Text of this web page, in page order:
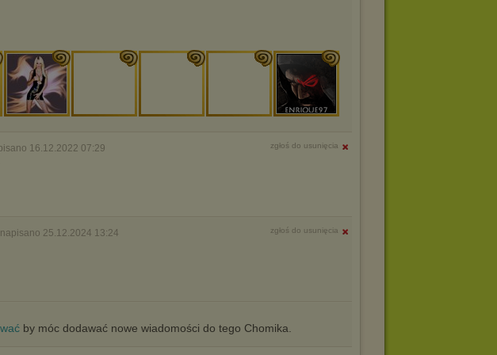
16.12.2022 07:29 zgłoś do usunięcia
napisano 25.12.2024 13:24 zgłoś do usunięcia
by móc dodawać nowe wiadomości do tego Chomika.